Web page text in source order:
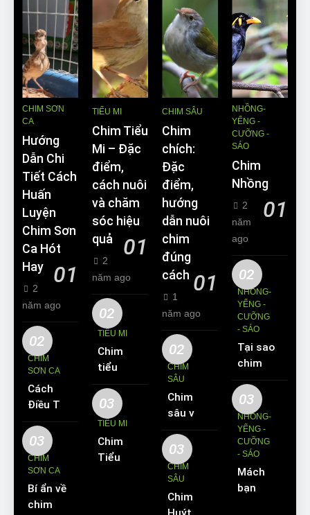
CHIM SƠN
CA
Hướng
Dẫn Chi
Tiết Cách
Huấn
Luyện
Chim Sơn
Ca Hót
Hay
01
2
năm ago
02
CHIM
SƠN CA
Cách
Điều Trị
Hiệu
Quả
Các
Bệnh
Thường
Gặp Ở
03
CHIM
SƠN CA
Bí ẩn về
chim
TIỂU MI
Chim Tiểu
Mi – Đặc
điểm,
cách nuôi
và chăm
sóc hiệu
quả
01
2
năm ago
02
TIỂU MI
Chim
tiểu mi
ăn gì?
Kinh
nghiệm
chim
tiểu mi
03
TIỂU MI
Chim
Tiểu Mi
CHIM SÂU
Chim
chích:
Đặc
điểm,
hướng
dẫn nuôi
chim
đúng
cách 01
1
năm ago
02
CHIM
SÂU
Chim
sâu và
những
thông
tin cơ
bản về
loài
chim
03
CHIM
SÂU
Chim
NHỒNG-
YỂNG -
CƯỠNG -
SÁO
Chim
Nhồng
01
2
năm
ago
02
NHỒNG-
YỂNG -
CƯỠNG
- SÁO
Tại sao
chim
Sáo lại
được
yêu
thích
nuôi
làm thú
cưng?
03
NHỒNG-
YỂNG -
CƯỠNG
- SÁO
Mách
bạn